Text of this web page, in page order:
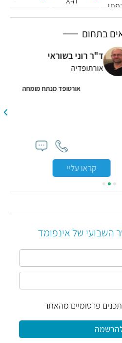
השביר
בתחום
בשוראי
מנתח מומחה
השבועי של אינפומד
פרסומיים מהאתר